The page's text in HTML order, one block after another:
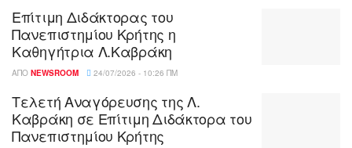
Επίτιμη Διδάκτορας του
Πανεπιστημίου Κρήτης η
Καθηγήτρια Λ.Καβράκη
ΑΠΌ NEWSROOM 24/07/2026 - 10:26 ΠΜ
Τελετή Αναγόρευσης της Λ.
Καβράκη σε Επίτιμη Διδάκτορα του
Πανεπιστημίου Κρήτης